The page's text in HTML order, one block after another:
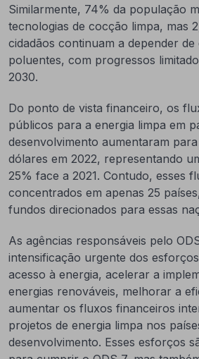
Similarmente, 74% da população
tecnologias de cocção limpa, mas
cidadãos continuam a depender de
poluentes, com progressos
2030.
Do ponto de vista financeiro, os
públicos para a energia limpa em
desenvolvimento aumentaram
dólares em 2022, representando
25% face a 2021. Contudo, esses
concentrados em apenas 25
fundos direcionados para essas
As agências responsáveis pelo
intensificação urgente dos
acesso à energia, acelerar a
energias renováveis, melhorar a
aumentar os fluxos financeiros
projetos de energia limpa nos
desenvolvimento. Esses esforços